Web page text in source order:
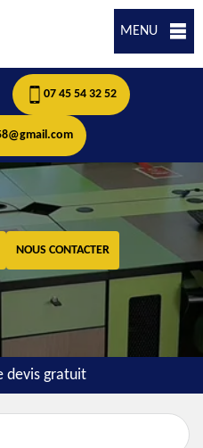
MENU
07 45 54 32 52
NOUS CONTACTER
devis gratuit